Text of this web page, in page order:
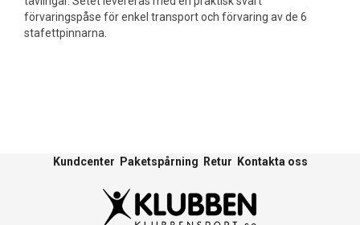
förvaringspåse för enkel transport och förvaring av de 6
stafettpinnarna.
Kundcenter Paketspårning Retur Kontakta oss